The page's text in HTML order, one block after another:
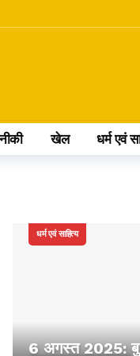
खेल धर्म एवं
धर्म एवं साहित्य
6 अगस्त 2025: